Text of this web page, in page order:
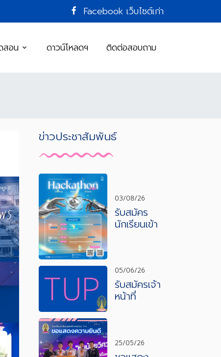
Facebook เว็บไซต์เก่า
สอน ดาวน์โหลดฯ ติดต่อสอบถาม
ข่าวประชาสัมพันธ์
03/08/26
รับสมัคร
นักเรียนเข้า
ร์ งาน
สัปดาห์
วิทยาศาสต
2569
05/06/26
รับสมัครเจ้า
หน้าที่
Program
25/05/26